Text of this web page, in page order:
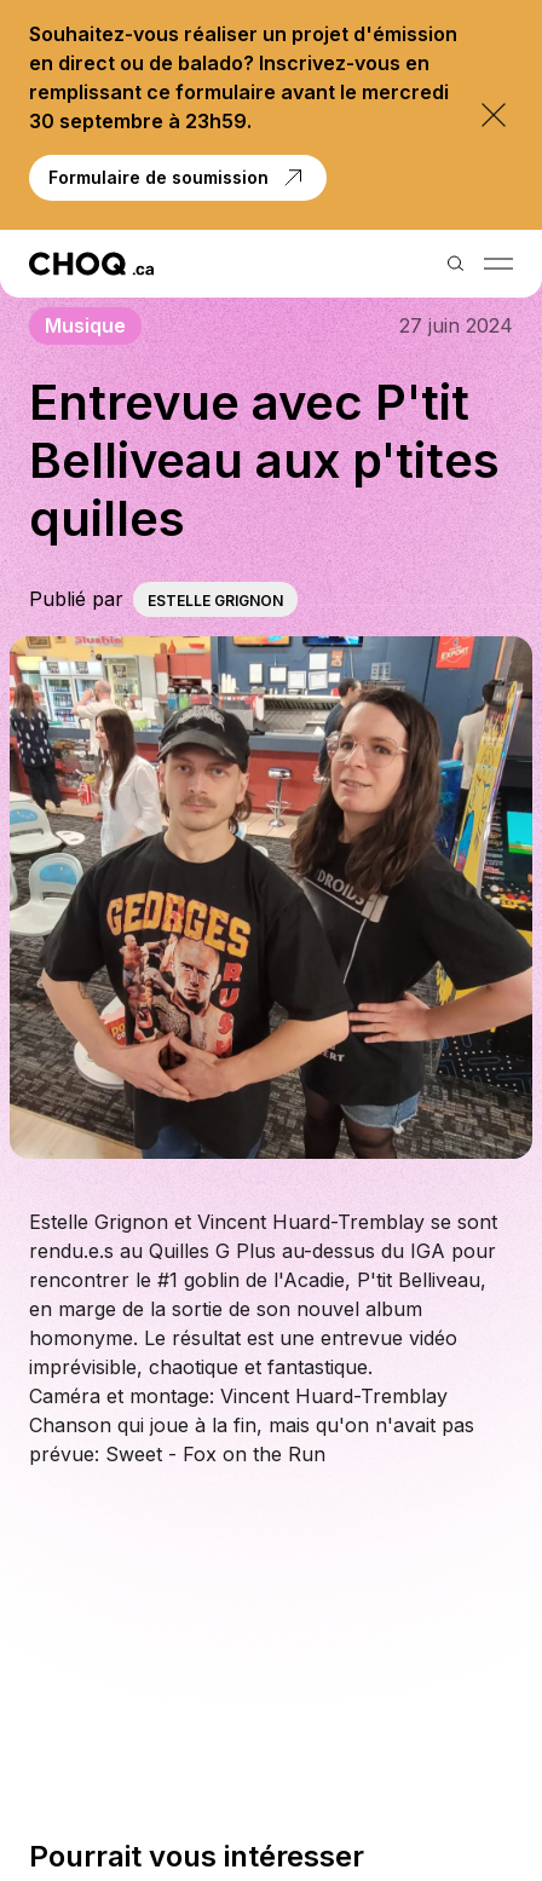
Souhaitez-vous réaliser un projet d'émission
en direct ou de balado? Inscrivez-vous en
remplissant ce formulaire avant le mercredi
30 septembre à 23h59.
Formulaire de soumission
Balados
Reportages
Palmarès
À propos
S'impliquer
Carrière
Location studio
Musique 27 juin 2024
Entrevue avec P'tit
Belliveau aux p'tites
quilles
Publié par ESTELLE GRIGNON
Estelle Grignon et Vincent Huard-Tremblay se sont
rendu.e.s au Quilles G Plus au-dessus du IGA pour
rencontrer le #1 goblin de l'Acadie, P'tit Belliveau,
en marge de la sortie de son nouvel album
homonyme. Le résultat est une entrevue vidéo
imprévisible, chaotique et fantastique.
Caméra et montage: Vincent Huard-Tremblay
Chanson qui joue à la fin, mais qu'on n'avait pas
prévue: Sweet - Fox on the Run
Pourrait vous intéresser